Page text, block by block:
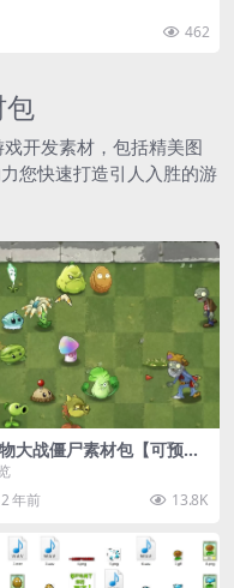
462
开发素材，包括精美图
您快速打造引人入胜的游
大战僵尸素材包【可预
2 年前
13.8K